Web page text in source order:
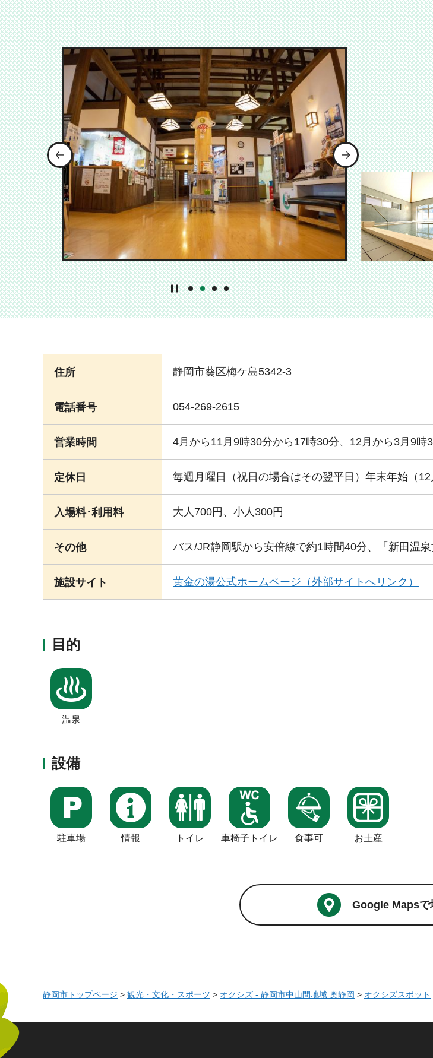
前のスライドを表示 次のス
1番目のスライドを表示
2番目のスライドを表示
3番目のスライドを表示
4番目のスライドを表示
住所 静岡市葵区梅ケ島5342-3
電話番号 054-269-2615
営業時間 4月から11月9時30分から17時30分、12月から3月9時
定休日 毎週月曜日（祝日の場合はその翌平日）年末年始（12
入場料･利用料 大人700円、小人300円
その他 バス/JR静岡駅から安倍線で約1時間40分、「新田温
施設サイト 黄金の湯公式ホームページ（外部サイトへリンク）
目的
温泉
設備
駐車場 情報 トイレ 車椅子トイレ 食事可 お土産
Google Mapsで
静岡市トップページ > 観光・文化・スポーツ > オクシズ - 静岡市中山間地域 奥静岡 > オクシズスポット